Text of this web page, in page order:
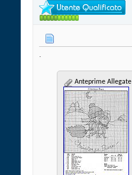
.
Anteprime Allegate